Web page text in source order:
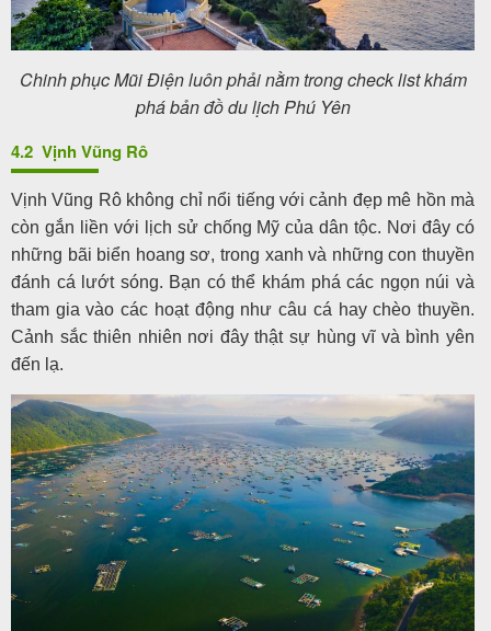
Chinh phục Mũi Điện luôn phải nằm trong check list khám
phá bản đồ du lịch Phú Yên
4.2 Vịnh Vũng Rô
Vịnh Vũng Rô không chỉ nổi tiếng với cảnh đẹp mê hồn mà
còn gắn liền với lịch sử chống Mỹ của dân tộc. Nơi đây có
những bãi biển hoang sơ, trong xanh và những con thuyền
đánh cá lướt sóng. Bạn có thể khám phá các ngọn núi và
tham gia vào các hoạt động như câu cá hay chèo thuyền.
Cảnh sắc thiên nhiên nơi đây thật sự hùng vĩ và bình yên
đến lạ.